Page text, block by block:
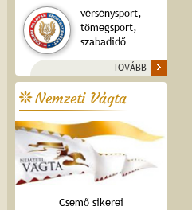
versenysport,
tömegsport,
szabadidő
TOVÁBB
Nemzeti Vágta
Csemő sikerei